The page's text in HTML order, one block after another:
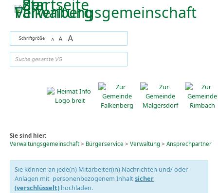
Zum Inhalt,zur Navigationoder
Schriftgröße A A A
Sie sind hier:
Verwaltungsgemeinschaft> Bürgerservice > Verwaltung> Ansprechpartner
Sie können an jede(n) Mitarbeiter(in) Nachrichten und/ oder
Anlagen mit personenbezogenem Inhaltsicher
(verschlüsselt) hochladen.